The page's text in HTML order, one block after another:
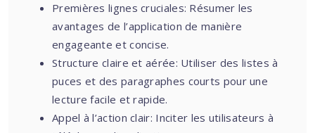
Premières lignes cruciales: Résumer les
avantages de l’application de manière
engageante et concise.
Structure claire et aérée: Utiliser des listes à
puces et des paragraphes courts pour une
lecture facile et rapide.
Appel à l’action clair: Inciter les utilisateurs à